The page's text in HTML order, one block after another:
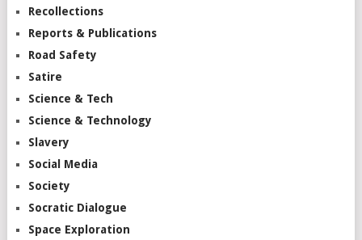
Recollections
Reports & Publications
Road Safety
Satire
Science & Tech
Science & Technology
Slavery
Social Media
Society
Socratic Dialogue
Space Exploration